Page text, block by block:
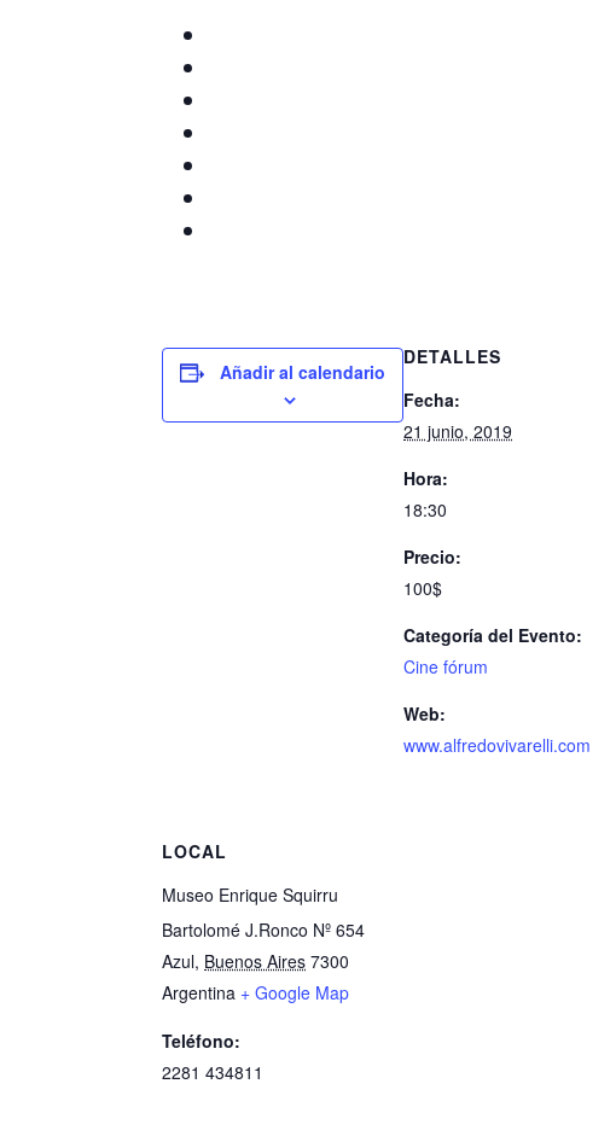
Añadir al calendario
DETALLES
Fecha:
21 junio, 2019
Hora:
18:30
Precio:
100$
Categoría del Evento:
Cine fórum
Web:
www.alfredovivarelli.com
LOCAL
Museo Enrique Squirru
Bartolomé J.Ronco Nº 654
Azul, Buenos Aires 7300
Argentina + Google Map
Teléfono:
2281 434811